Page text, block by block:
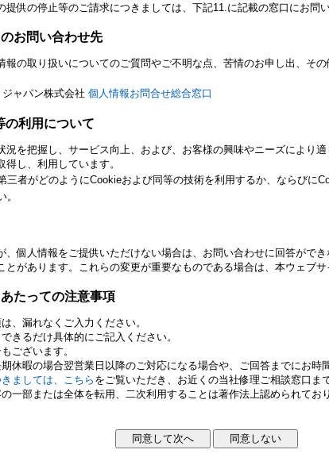
提供の停止等のご請求につきましては、下記11.に記載の窓口にお問
お問い合わせ先
報の取り扱いについてのご質問やご不明な点、苦情のお申し出、そ
ジャパン株式会社個人情報お問合せ総合窓口
利用について
況を把握し、サービス向上、および、お客様の興味やニーズにより
し、利用しています。
三者がどのようにCookieおよび同等の技術を利用するか、ならびに
。
、個人情報をご提供いただけない場合は、お問い合わせに回答ができ
とがあります。これらの変更が重要なものである場合は、本ウェブサ
たっての注意事項
、漏れなくご入力ください。
きるだけ具体的にご記入ください。
ございます。
休暇の場合翌営業日以降のご対応になる場合や、ご回答までにお時
ましては、こちら をご覧いただき、お近くの当社修理ご相談窓口ま
一部または全体を転用、二次利用することは著作法上認められてお